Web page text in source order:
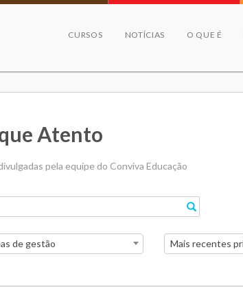
CURSOS NOTÍCIAS O QUE É
Atento
pela equipe do Conviva Educação
de gestão Mais recentes